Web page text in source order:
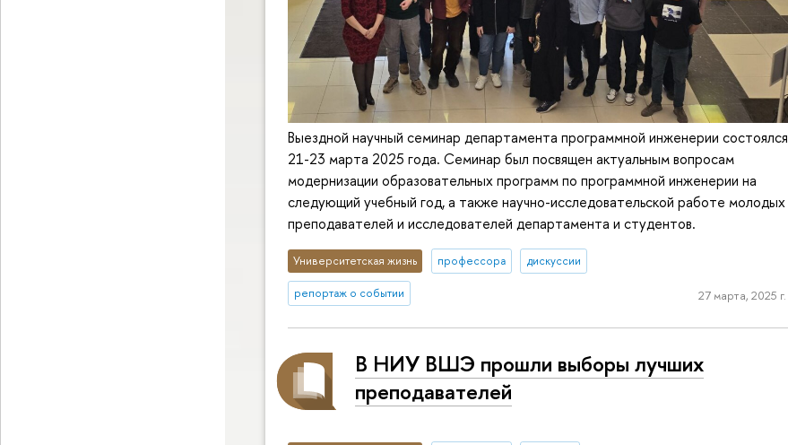
Выездной научный семинар департамента программной инженерии состоялся
21-23 марта 2025 года. Семинар был посвящен актуальным вопросам
модернизации образовательных программ по программной инженерии на
следующий учебный год, а также научно-исследовательской работе молодых
преподавателей и исследователей департамента и студентов.
Университетская жизнь профессора дискуссии
репортаж о событии 27 марта, 2025 г.
В НИУ ВШЭ прошли выборы лучших
преподавателей